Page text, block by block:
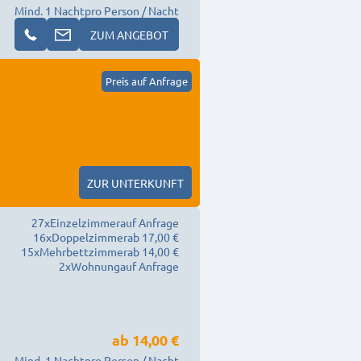
Mind. 1 Nachtpro Person / Nacht
ZUM ANGEBOT
Preis auf Anfrage
ZUR UNTERKUNFT
27xEinzelzimmerauf Anfrage
16xDoppelzimmerab 17,00 €
15xMehrbettzimmerab 14,00 €
2xWohnungauf Anfrage
ab 14,00 €